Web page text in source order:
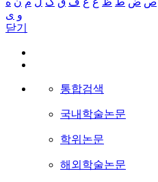
و ی
닫기
통합검색
국내학술논문
학위논문
해외학술논문